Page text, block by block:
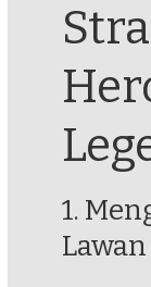
1.
Lawan